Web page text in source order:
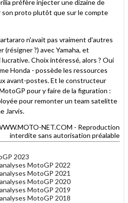
préfère injecter une dizaine de
son proto plutôt que sur le compte
n'avait pas vraiment d'autres
?) avec Yamaha, et
Choix intéressé, alors ? Oui
Honda - possède les ressources
avant-postes. Et le constructeur
pour y faire de la figuration :
pour remonter un team satelitte
Jarvis.
NET.COM - Reproduction
interdite sans autorisation préalable
2023
MotoGP 2022
MotoGP 2021
MotoGP 2020
MotoGP 2019
MotoGP 2018